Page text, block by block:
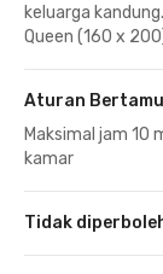
keluarga
Queen (160 x
Aturan Bertamu
Maksimal jam 10
kamar
Tidak